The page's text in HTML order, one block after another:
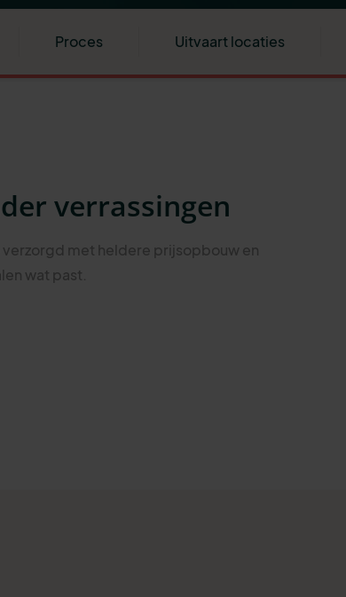
Proces Uitvaart locaties
verrassingen
verzorgd met heldere prijsopbouw en
wat past.